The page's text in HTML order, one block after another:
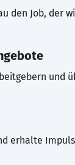
den Job, der
und
erhalte